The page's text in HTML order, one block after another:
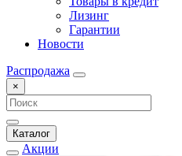
Лизинг
Гарантии
Новости
Распродажа
×
Каталог
Акции